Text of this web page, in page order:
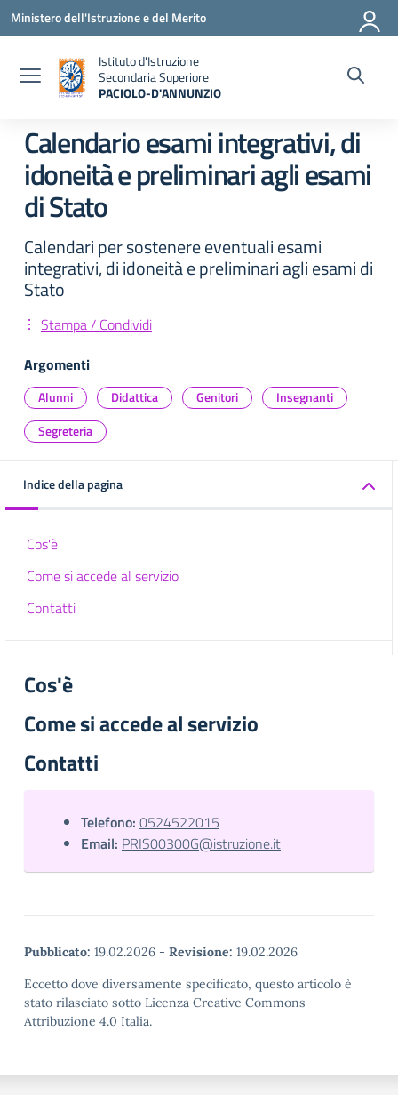
Vai ai contenuti
Vai al menu di navigazione
Vai al footer
Ministero dell'Istruzione e del Merito
Istituto d'Istruzione
Secondaria Superiore
PACIOLO-D'ANNUNZIO
Calendario esami integrativi, di
idoneità e preliminari agli esami
di Stato
Calendari per sostenere eventuali esami
integrativi, di idoneità e preliminari agli esami di
Stato
Stampa / Condividi
Argomenti
Alunni Didattica Genitori
Insegnanti
Segreteria
Indice della pagina
Cos'è
Come si accede al servizio
Contatti
Cos'è
Come si accede al servizio
Contatti
Telefono: 0524522015
Email: PRIS00300G@istruzione.it
Pubblicato: 19.02.2026 - Revisione: 19.02.2026
Eccetto dove diversamente specificato, questo articolo è
stato rilasciato sotto Licenza Creative Commons
Attribuzione 4.0 Italia.